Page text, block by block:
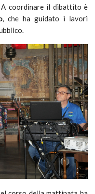
A coordinare il dibattito è
, che ha guidato i lavori